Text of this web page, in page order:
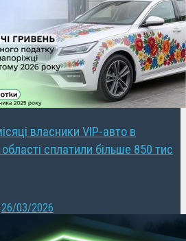
власники VIP-авто в
області сплатили більше 850 тис
26/03/2026